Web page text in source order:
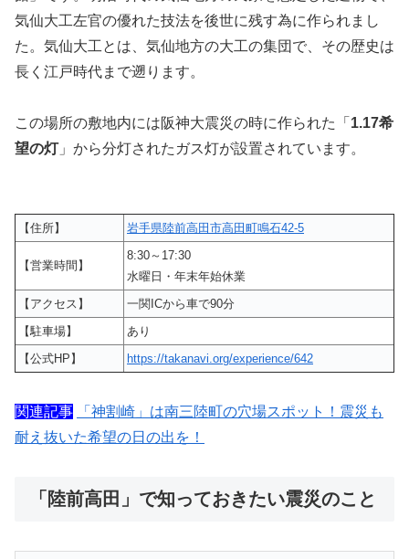
気仙大工左官の優れた技法を後世に残す為に作られまし
た。気仙大工とは、気仙地方の大工の集団で、その歴史は
長く江戸時代まで遡ります。
この場所の敷地内には阪神大震災の時に作られた「 1.17希
望の灯」から分灯されたガス灯が設置されています。
【住所】 岩手県陸前高田市高田町鳴石42‐5
【営業時間】
8:30～17:30
水曜日・年末年始休業
【アクセス】
一関ICから車で90分
【駐車場】
あり
【公式HP】
https://takanavi.org/experience/642
関連記事
「神割崎」は南三陸町の穴場スポット！震災も
耐え抜いた希望の日の出を！
「陸前高田」で知っておきたい震災のこと